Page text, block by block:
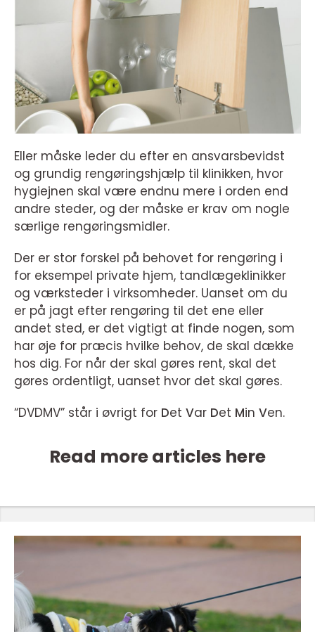
Eller måske leder du efter en ansvarsbevidst
og grundig rengøringshjælp til klinikken, hvor
hygiejnen skal være endnu mere i orden end
andre steder, og der måske er krav om nogle
særlige rengøringsmidler.
Der er stor forskel på behovet for rengøring i
for eksempel private hjem, tandlægeklinikker
og værksteder i virksomheder. Uanset om du
er på jagt efter rengøring til det ene eller
andet sted, er det vigtigt at finde nogen, som
har øje for præcis hvilke behov, de skal dække
hos dig. For når der skal gøres rent, skal det
gøres ordentligt, uanset hvor det skal gøres.
“DVDMV” står i øvrigt for Det Var Det Min Ven.
Read more articles here